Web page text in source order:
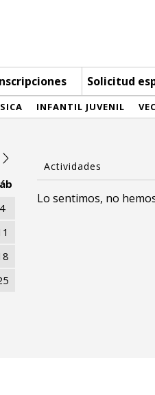
Solicitud
INFANTIL JUVENIL VEC
4
Lo sentimos, no